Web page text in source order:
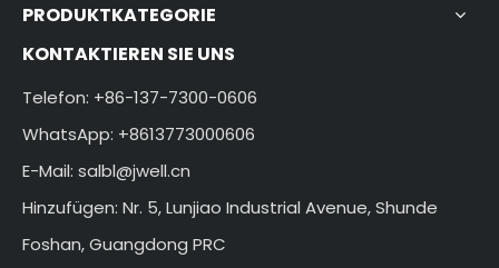
PRODUKTKATEGORIE
KONTAKTIEREN SIE UNS
Telefon: +86-137-7300-0606
WhatsApp: +8613773000606
E-Mail: salbl@jwell.cn
Hinzufügen: Nr. 5, Lunjiao Industrial Avenue, Shunde
Foshan, Guangdong PRC